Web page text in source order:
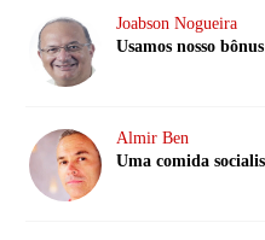
Joabson Nogueira
Usamos nosso
Almir Ben
Uma comida